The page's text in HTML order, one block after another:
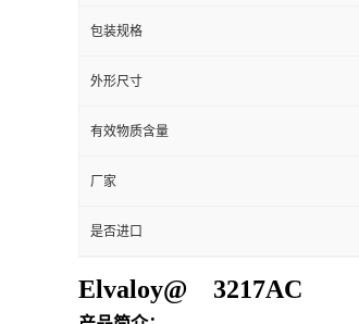
包装规格
外形尺寸
有效物质含量
厂家
是否进口
Elvaloy@ 3217AC